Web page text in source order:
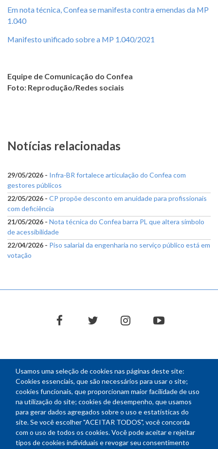
Usamos uma seleção de cookies nas páginas deste site:
Cookies essenciais, que são necessários para usar o site;
cookies funcionais, que proporcionam maior facilidade de uso
na utilização do site; cookies de desempenho, que usamos
para gerar dados agregados sobre o uso e estatísticas do
site. Se você escolher "ACEITAR TODOS", você concorda
com o uso de todos os cookies. Você pode aceitar e rejeitar
tipos de cookies individuais e revogar seu consentimento
Em nota técnica, Confea se manifesta contra emendas da MP
1.040
Manifesto unificado sobre a MP 1.040/2021
Equipe de Comunicação do Confea
Foto: Reprodução/Redes sociais
Notícias relacionadas
29/05/2026 - Infra-BR fortalece articulação do Confea com
gestores públicos
22/05/2026 - CP propõe desconto em anuidade para profissionais
com deficiência
21/05/2026 - Nota técnica do Confea barra PL que altera símbolo
de acessibilidade
22/04/2026 - Piso salarial da engenharia no serviço público está em
votação
facebooktwitter instagramyoutube
NEWSLETTER